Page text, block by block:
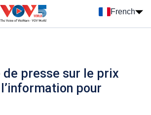
French
de presse sur le prix
pour